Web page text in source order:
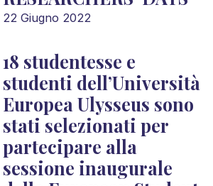
22 Giugno 2022
18 studentesse e
studenti dell’Università
Europea Ulysseus sono
stati selezionati per
partecipare alla
sessione inaugurale